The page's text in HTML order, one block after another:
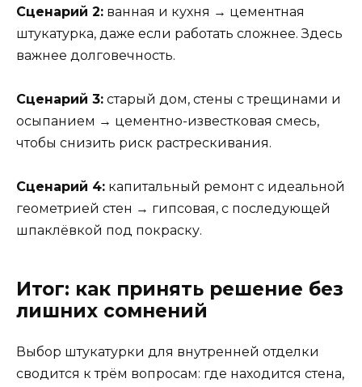
Сценарий 2: ванная и кухня → цементная
штукатурка, даже если работать сложнее. Здесь
важнее долговечность.
Сценарий 3: старый дом, стены с трещинами и
осыпанием → цементно-известковая смесь,
чтобы снизить риск растрескивания.
Сценарий 4: капитальный ремонт с идеальной
геометрией стен → гипсовая, с последующей
шпаклёвкой под покраску.
Итог: как принять решение без
лишних сомнений
Выбор штукатурки для внутренней отделки
сводится к трём вопросам: где находится стена,